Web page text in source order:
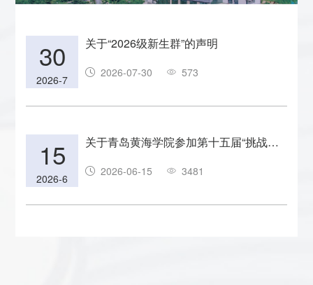
30
2026-7
关于“2026级新生群”的声明
2026-07-30 573
15
2026-6
关于青岛黄海学院参加第十五届“挑战
2026-06-15 3481